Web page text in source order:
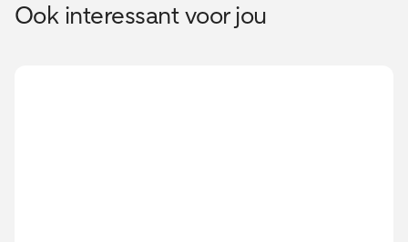
Ook interessant voor jou